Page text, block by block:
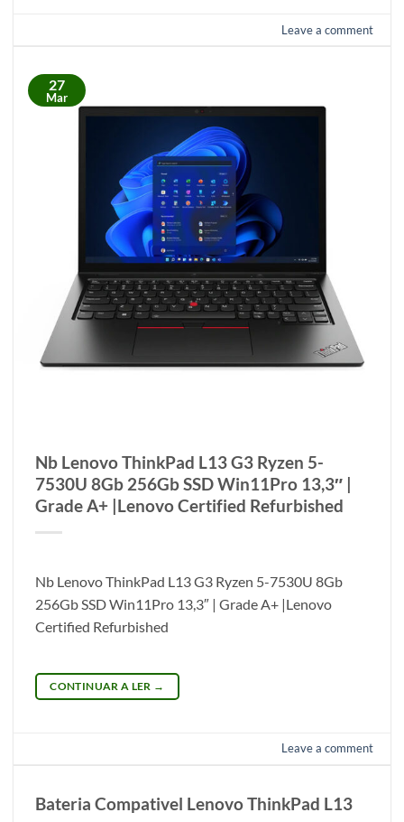
Leave a comment
27
Mar
Nb Lenovo ThinkPad L13 G3 Ryzen 5-
7530U 8Gb 256Gb SSD Win11Pro 13,3″ |
Grade A+ |Lenovo Certified Refurbished
Nb Lenovo ThinkPad L13 G3 Ryzen 5-7530U 8Gb
256Gb SSD Win11Pro 13,3″ | Grade A+ |Lenovo
Certified Refurbished
CONTINUAR A LER →
Leave a comment
Bateria Compativel Lenovo ThinkPad L13